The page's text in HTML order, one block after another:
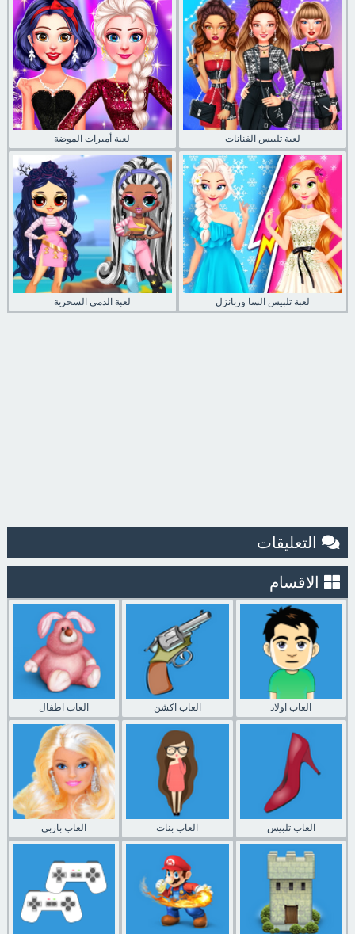
لعبة أميرات الموضة لعبة تلبيس الفنانات
لعبة الدمى السحرية لعبة تلبيس السا وربانزل
التعليقات
الاقسام
العاب اطفال العاب اكشن العاب اولاد
العاب باربي العاب بنات العاب تلبيس